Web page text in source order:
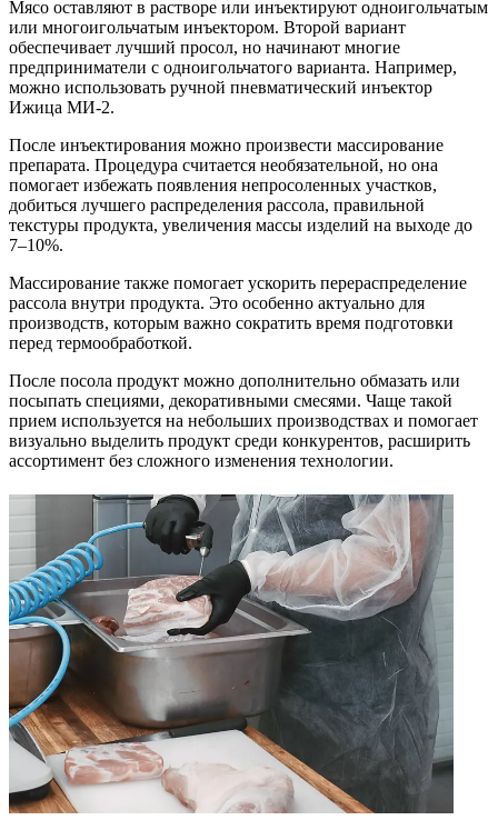
Мясо оставляют в растворе или инъектируют одноигольчатым
или многоигольчатым инъектором. Второй вариант
обеспечивает лучший просол, но начинают многие
предприниматели с одноигольчатого варианта. Например,
можно использовать ручной пневматический инъектор
Ижица МИ-2.
После инъектирования можно произвести массирование
препарата. Процедура считается необязательной, но она
помогает избежать появления непросоленных участков,
добиться лучшего распределения рассола, правильной
текстуры продукта, увеличения массы изделий на выходе до
7–10%.
Массирование также помогает ускорить перераспределение
рассола внутри продукта. Это особенно актуально для
производств, которым важно сократить время подготовки
перед термообработкой.
После посола продукт можно дополнительно обмазать или
посыпать специями, декоративными смесями. Чаще такой
прием используется на небольших производствах и помогает
визуально выделить продукт среди конкурентов, расширить
ассортимент без сложного изменения технологии.